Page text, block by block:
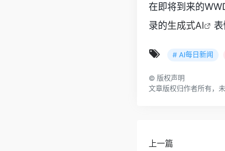
在即将到来的
录的生成式AI
# AI每日新闻
© 版权声明
文章版权归作者所有，
上一篇